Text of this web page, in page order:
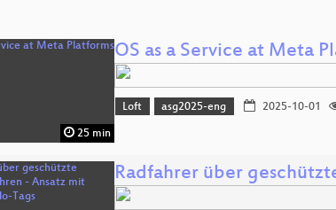
25 min
OS as a Service at Meta
Loft asg2025-eng 2025-10-01
Radfahrer über